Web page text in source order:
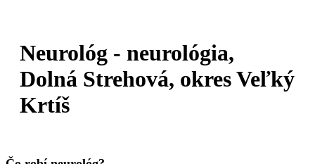
Neurológ - neurológia,
Dolná Strehová, okres Veľký
Krtíš